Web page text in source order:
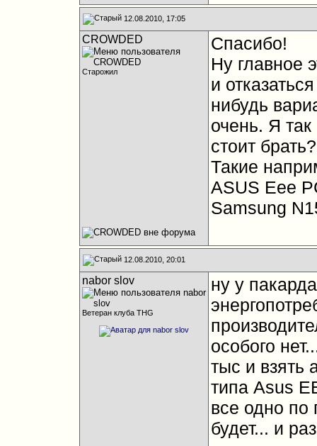
12.08.2010, 17:05
CROWDED
Старожил
Спасибо!
Ну главное
и
нибудь
очень. Я
стоит брать?
Такие
ASUS Eee
Samsung
12.08.2010, 20:01
nabor slov
Ветеран клуба THG
ну у
особого
тыс и взять
типа Asus
все одно по
будет... и